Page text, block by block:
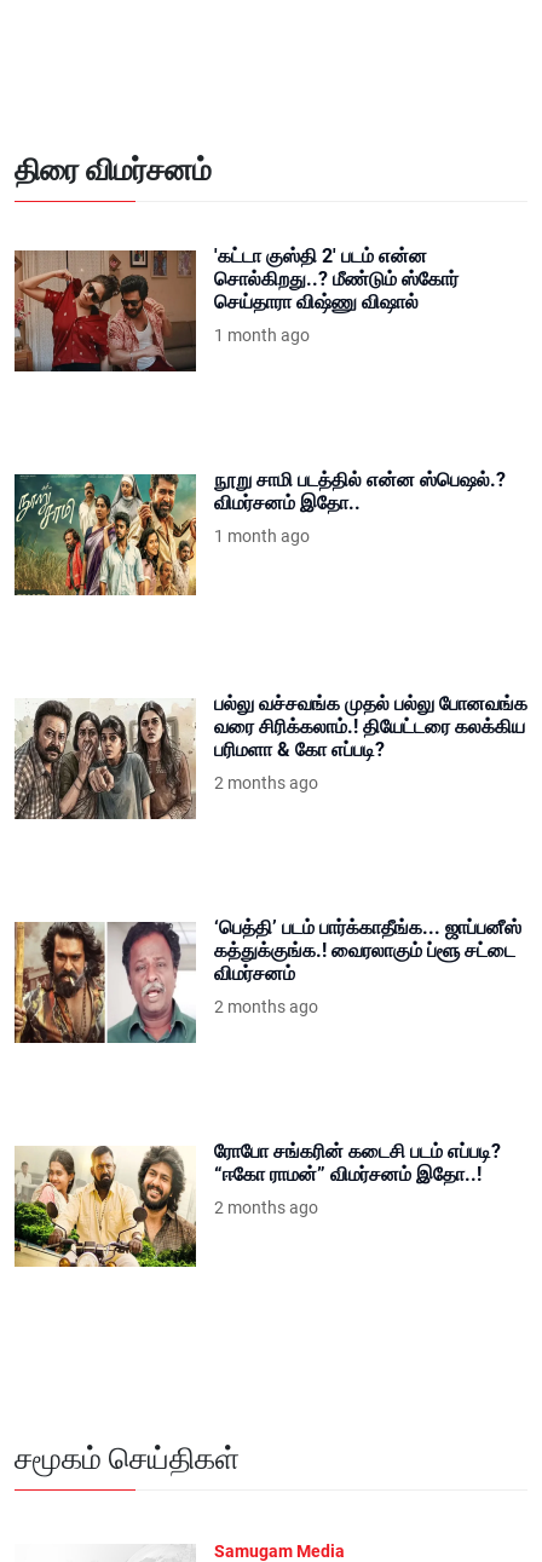
திரை விமர்சனம்
'கட்டா குஸ்தி 2' படம் என்ன
சொல்கிறது..? மீண்டும் ஸ்கோர்
செய்தாரா விஷ்ணு விஷால்
1 month ago
நூறு சாமி படத்தில் என்ன ஸ்பெஷல்.?
விமர்சனம் இதோ..
1 month ago
பல்லு வச்சவங்க முதல் பல்லு போனவங்க
வரை சிரிக்கலாம்.! தியேட்டரை கலக்கிய
பரிமளா & கோ எப்படி?
2 months ago
‘பெத்தி’ படம் பார்க்காதீங்க... ஜாப்பனீஸ்
கத்துக்குங்க.! வைரலாகும் ப்ளூ சட்டை
விமர்சனம்
2 months ago
ரோபோ சங்கரின் கடைசி படம் எப்படி?
“ஈகோ ராமன்” விமர்சனம் இதோ..!
2 months ago
சமூகம் செய்திகள்
Samugam Media